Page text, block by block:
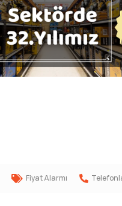
Fiyat Alarmı